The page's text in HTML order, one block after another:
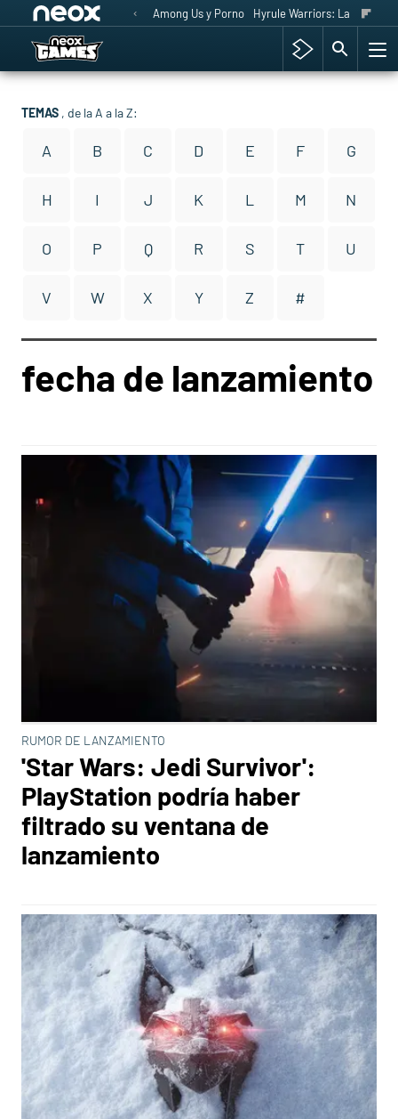
Among Us y Porno Hyrule Warriors: La Era del
TEMAS , de la A a la Z:
A B C D E F G
H I J K L M N
O P Q R S T U
V W X Y Z #
fecha de lanzamiento
RUMOR DE LANZAMIENTO
'Star Wars: Jedi Survivor':
PlayStation podría haber
filtrado su ventana de
lanzamiento